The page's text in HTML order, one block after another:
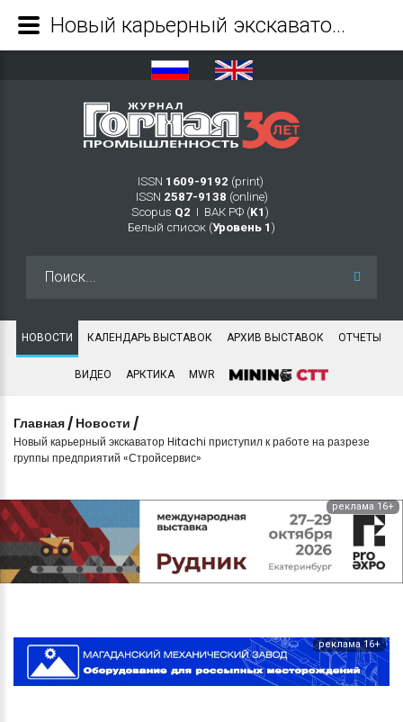
ISSN 1609-9192 (print)
ISSN 2587-9138 (online)
Scopus Q2 Ι ВАК РФ (K1 )
Белый список (Уровень 1 )
НОВОСТИ КАЛЕНДАРЬ ВЫСТАВОК АРХИВ ВЫСТАВОК ОТЧЕТЫ
ВИДЕО АРКТИКА MWR
Главная / Новости /
Новый карьерный экскаватор Hitachi приступил к работе на разрезе
группы предприятий «Стройсервис»
реклама 16+
реклама 16+
Новый карьерный экскаватор Hitachi приступил к работе на разрезе группы предприятий «Стройсервис» - Журнал Горная промышленность